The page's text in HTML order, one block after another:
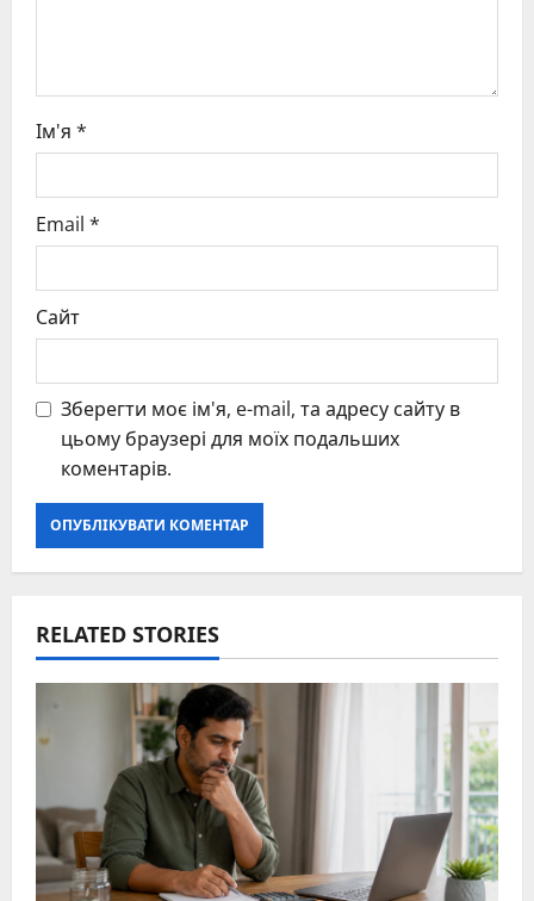
Ім'я *
Email *
Сайт
Зберегти моє ім'я, e-mail, та адресу сайту в
цьому браузері для моїх подальших
коментарів.
RELATED STORIES